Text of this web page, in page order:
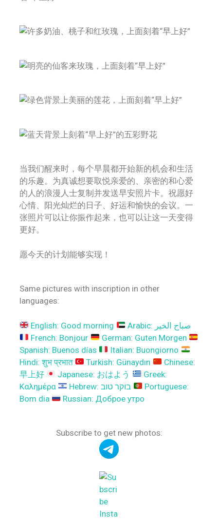
当我们醒来时，每个早晨都开始新的机会和生活
的乐趣。为真诚想要取悦亲爱的、亲密的和心爱
的人的浪漫人士复制并发送早安照片卡。祝愿好
心情、阳光灿烂的日子、好运和愉快的会议。一
张照片可以让你振作起来，也可以让这一天变得
更好。
愿今天的计划能够实现！
Same pictures with inscription in other
languages:
English: Good morning
Arabic: صباح الخير
French: Bonjour
German: Guten Morgen
Spanish: Buenos días
Italian: Buongiorno
Hindi: शुभ प्रभात
Turkish: Günaydın
Chinese:
早上好
Japanese: おはよう
Greek:
Καλημέρα
Hebrew: בוקר טוב
Portuguese:
Bom dia
Russian: Доброе утро
Subscribe to get new photos: